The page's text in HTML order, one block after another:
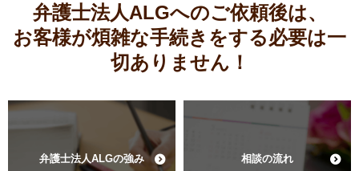
弁護士法人ALGへのご依頼後は、
お客様が煩雑な手続きをする必要は一
切ありません！
弁護士法人ALGの強み 相談の流れ